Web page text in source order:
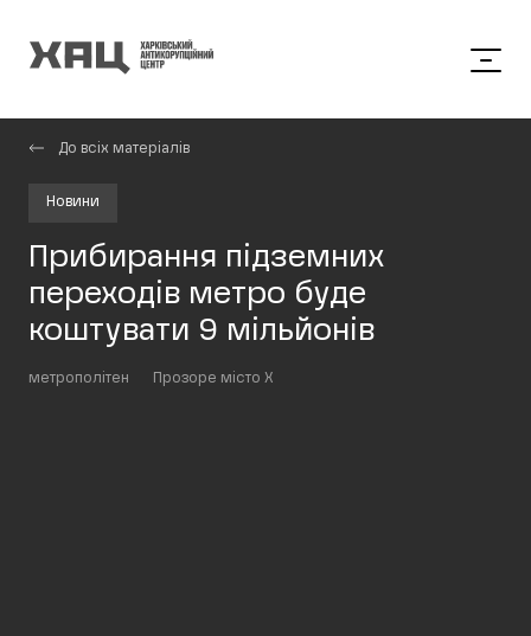
До всіх матеріалів
Новини
Прибирання підземних
переходів метро буде
коштувати 9 мільйонів
метрополітен Прозоре місто Х